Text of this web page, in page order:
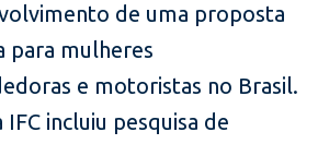
de uma proposta
para mulheres
e motoristas no Brasil.
incluiu pesquisa de